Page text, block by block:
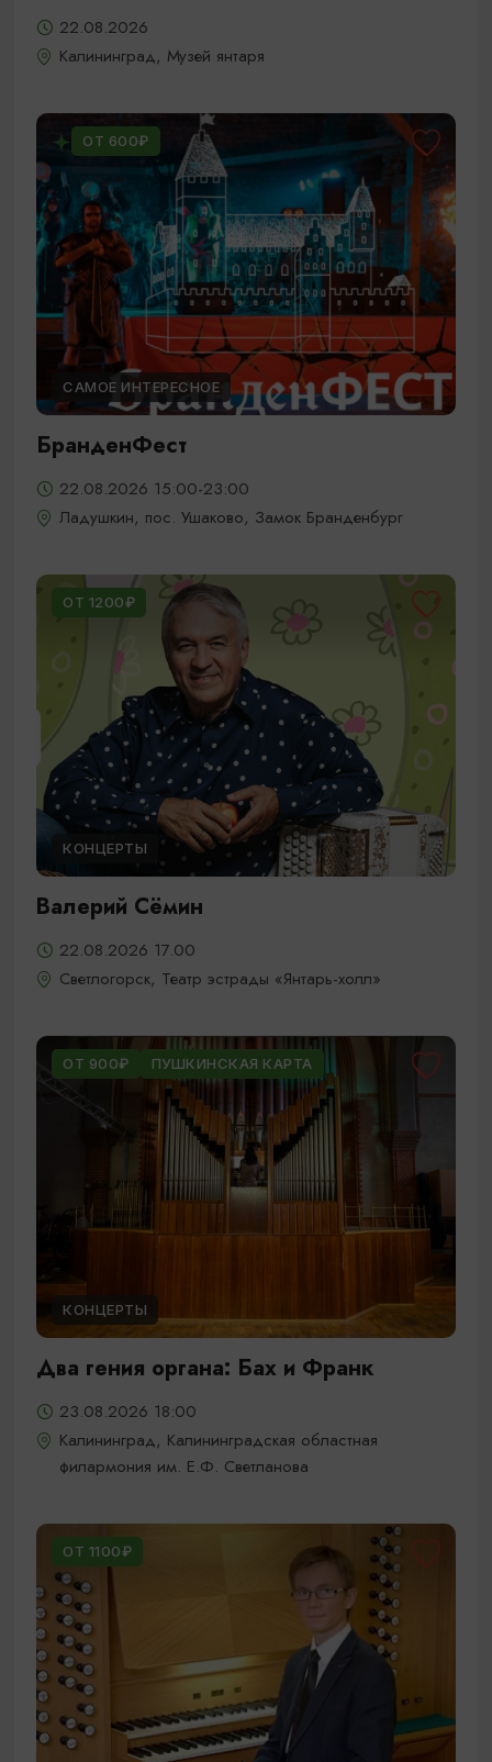
22.08.2026
Калининград, Музей янтаря
ОТ 600₽
САМОЕ ИНТЕРЕСНОЕ
БранденФест
22.08.2026 15:00-23:00
Ладушкин, пос. Ушаково, Замок Бранденбург
ОТ 1200₽
КОНЦЕРТЫ
Валерий Сёмин
22.08.2026 17.00
Светлогорск, Театр эстрады «Янтарь-холл»
ОТ 900₽ ПУШКИНСКАЯ КАРТА
КОНЦЕРТЫ
Два гения органа: Бах и Франк
23.08.2026 18:00
Калининград, Калининградская областная
филармония им. Е.Ф. Светланова
ОТ 1100₽